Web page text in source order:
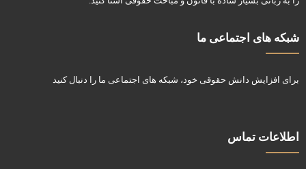
شبکه های اجتماعی ما
برای افزایش دانش حقوقی خود، شبکه های اجتماعی ما را دنبال کنید
اطلاعات تماس